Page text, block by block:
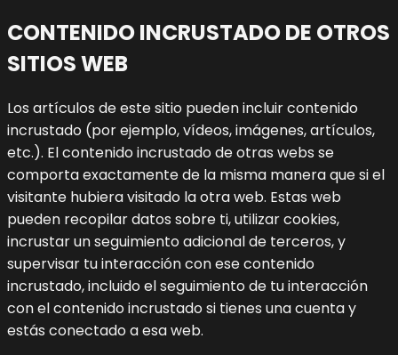
CONTENIDO INCRUSTADO DE OTROS
SITIOS WEB
Los artículos de este sitio pueden incluir contenido
incrustado (por ejemplo, vídeos, imágenes, artículos,
etc.). El contenido incrustado de otras webs se
comporta exactamente de la misma manera que si el
visitante hubiera visitado la otra web. Estas web
pueden recopilar datos sobre ti, utilizar cookies,
incrustar un seguimiento adicional de terceros, y
supervisar tu interacción con ese contenido
incrustado, incluido el seguimiento de tu interacción
con el contenido incrustado si tienes una cuenta y
estás conectado a esa web.